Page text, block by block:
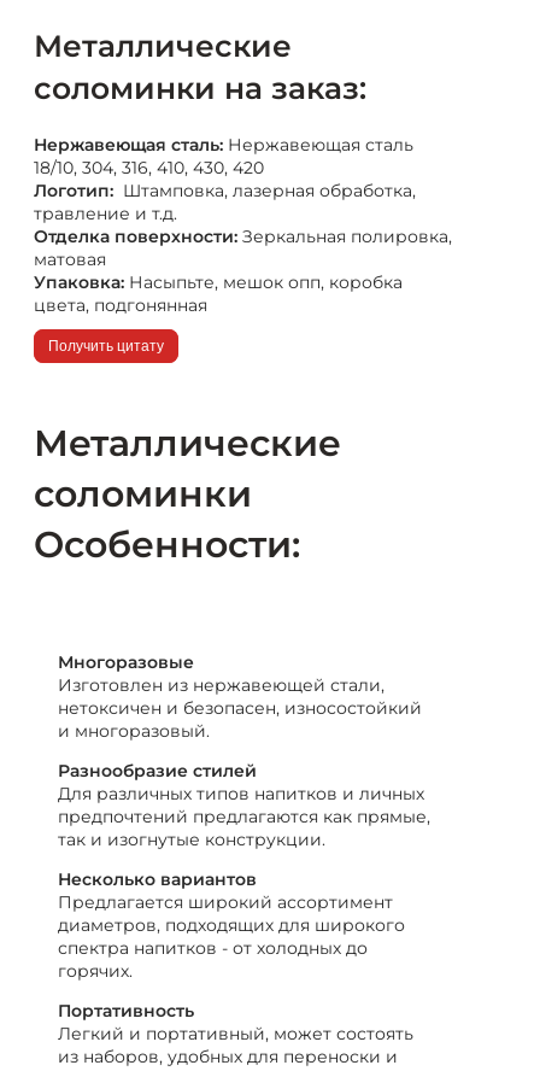
Металлические
соломинки на заказ:
Нержавеющая сталь: Нержавеющая сталь
18/10, 304, 316, 410, 430, 420
Логотип: Штамповка, лазерная обработка,
травление и т.д.
Отделка поверхности: Зеркальная полировка,
матовая
Упаковка: Насыпьте, мешок опп, коробка
цвета, подгонянная
Получить цитату
Металлические
соломинки
Особенности:
Многоразовые
Изготовлен из нержавеющей стали,
нетоксичен и безопасен, износостойкий
и многоразовый.
Разнообразие стилей
Для различных типов напитков и личных
предпочтений предлагаются как прямые,
так и изогнутые конструкции.
Несколько вариантов
Предлагается широкий ассортимент
диаметров, подходящих для широкого
спектра напитков - от холодных до
горячих.
Портативность
Легкий и портативный, может состоять
из наборов, удобных для переноски и